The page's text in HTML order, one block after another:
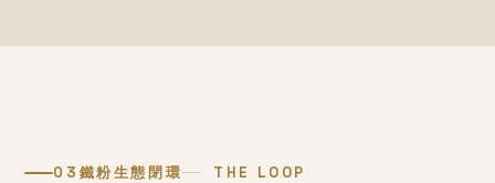
03 鐵粉生態閉環 THE LOOP